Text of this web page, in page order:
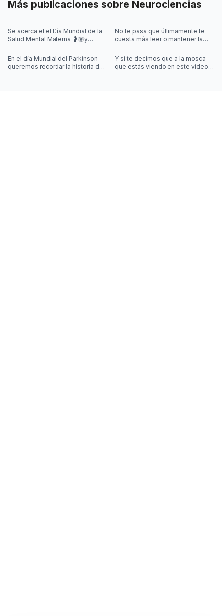
Más publicaciones sobre Neurociencias
Se acerca el el Día Mundial de la
Salud Mental Materna 🤰🏽y
hablando de algo que se escucha
mu
No te pasa que últimamente te
cuesta más leer o mantener la
En el día Mundial del Parkinson
queremos recordar la historia de
Y si te decimos que a la mosca
que estás viendo en este video